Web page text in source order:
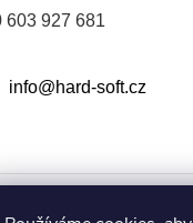
603 927 681
info@hard-soft.cz
práva vyhrazena.